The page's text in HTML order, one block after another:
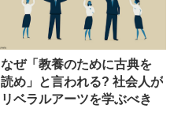
なぜ「教養のために古典を
読め」と言われる? 社会人が
リベラルアーツを学ぶべき